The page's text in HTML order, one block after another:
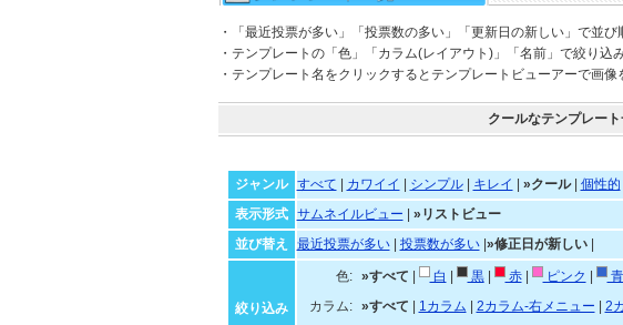
・「最近投票が多い」「投票数の多い」「更新日の新しい」で並び
・テンプレートの「色」「カラム(レイアウト)」「名前」で絞り込
・テンプレート名をクリックするとテンプレートビューアーで画像
クールなテンプレー
ジャンル
すべて カワイイ シンプル| キレイ »クール| 個性的
表示形式
サムネイルビュー
»リストビュー
並び替え
最近投票が多い| 投票数が多い| »修正日が新しい|
絞り込み
色: »すべて 白 黒| 赤| ピンク 青
カラム:
»すべて 1カラム 2カラム-右メニュー 2